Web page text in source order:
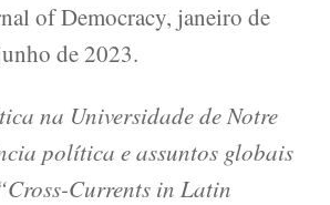
of Democracy, janeiro de
de 2023.
na Universidade de Notre
política e assuntos globais
Currents in Latin